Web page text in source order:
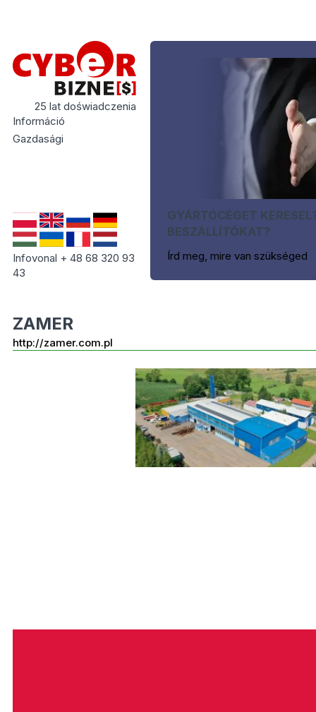
25 lat doświadczenia
Információ
Gazdasági
Infovonal + 48 68 320 93
43
GYÁRTÓCÉGET
BESZÁLLÍTÓKAT?
Írd meg, mire van szükséged
ZAMER
http://zamer.com.pl